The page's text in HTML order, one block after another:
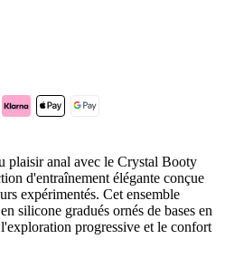
plaisir anal avec le Crystal Booty
d'entraînement élégante conçue
expérimentés. Cet ensemble
silicone gradués ornés de bases en
progressive et le confort